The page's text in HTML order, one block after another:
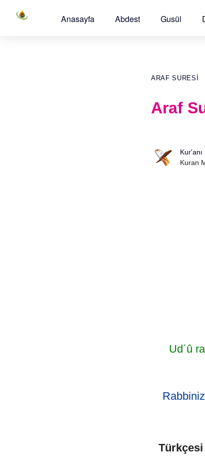
Anasayfa Abdest Gusül
ARAF SURESI
Araf
Kur'anı
Kuran
Ud´û
Türkçesi